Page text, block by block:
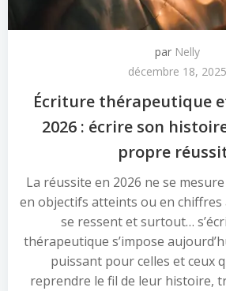
par Nelly
décembre 18, 2025
Écriture thérapeutique
2026 : écrire son
propre
La réussite en 2026 ne se
en objectifs atteints ou en chiffres
se ressent et surtout…
thérapeutique s’impose
puissant pour celles et ceux
reprendre le fil de leur histoire,